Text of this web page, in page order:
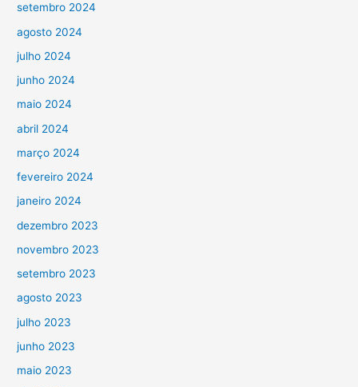
setembro 2024
agosto 2024
julho 2024
junho 2024
maio 2024
abril 2024
março 2024
fevereiro 2024
janeiro 2024
dezembro 2023
novembro 2023
setembro 2023
agosto 2023
julho 2023
junho 2023
maio 2023